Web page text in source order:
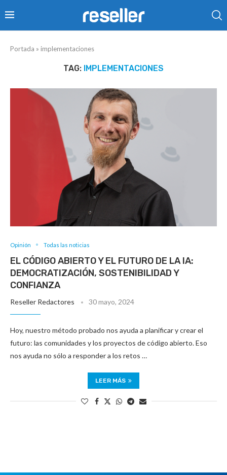
Portada » implementaciones
TAG: IMPLEMENTACIONES
Opinión Todas las noticias
EL CÓDIGO ABIERTO Y EL FUTURO DE LA IA:
DEMOCRATIZACIÓN, SOSTENIBILIDAD Y
CONFIANZA
Reseller Redactores 30 mayo, 2024
Hoy, nuestro método probado nos ayuda a planificar y crear el
futuro: las comunidades y los proyectos de código abierto. Eso
nos ayuda no sólo a responder a los retos …
LEER MÁS